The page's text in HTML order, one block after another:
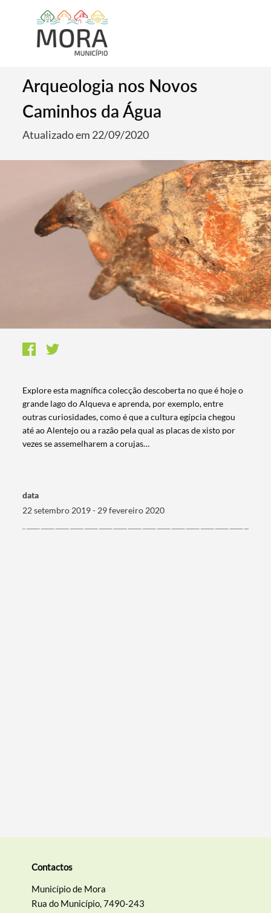
Arqueologia nos Novos
Caminhos da Água
Atualizado em 22/09/2020
​​Explore esta magnífica colecção descoberta no que é hoje o
grande lago do Alqueva e aprenda, por exemplo, entre
outras curiosidades, como é que a cultura egípcia chegou
até ao Alentejo ou a razão pela qual as placas de xisto por
vezes se assemelharem a corujas…
data
22 setembro 2019 - 29 fevereiro 2020
Contactos
Município de Mora
Rua do Município, 7490-243